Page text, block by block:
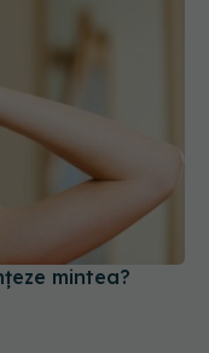
mintea?